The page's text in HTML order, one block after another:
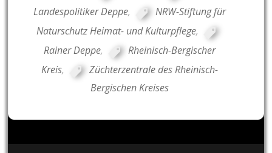
Landespolitiker Deppe,
NRW-Stiftung für
Naturschutz Heimat- und Kulturpflege,
Rainer Deppe,
Rheinisch-Bergischer
Kreis,
Züchterzentrale des Rheinisch-
Bergischen Kreises